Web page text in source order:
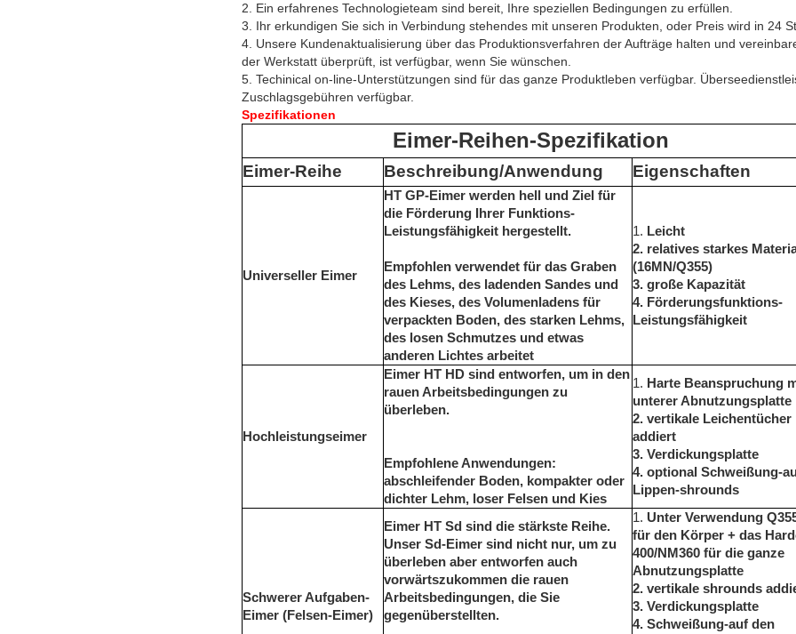
2. Ein erfahrenes Technologieteam sind bereit, Ihre speziellen Bedingungen zu erfüllen.
3. Ihr erkundigen Sie sich in Verbindung stehendes mit unseren Produkten, oder Preis wird in 24
4. Unsere Kundenaktualisierung über das Produktionsverfahren der Aufträge halten und
der Werkstatt überprüft, ist verfügbar, wenn Sie wünschen.
5. Techinical on-line-Unterstützungen sind für das ganze Produktleben verfügbar.
Zuschlagsgebühren verfügbar.
Spezifikationen
Eimer-Reihen-Spezifikation
Eimer-Reihe Beschreibung/Anwendung Eigenschaften
Universeller Eimer
HT GP-Eimer werden hell und Ziel für
die Förderung Ihrer Funktions-
Leistungsfähigkeit hergestellt.
Empfohlen verwendet für das Graben
des Lehms, des ladenden Sandes und
des Kieses, des Volumenladens für
verpackten Boden, des starken Lehms,
des losen Schmutzes und etwas
anderen Lichtes arbeitet
1. Leicht
2. relatives starkes
(16MN/Q355)
3. große Kapazität
4. Förderungsfunktions-
Leistungsfähigkeit
Hochleistungseimer
Eimer HT HD sind entworfen, um in den
rauen Arbeitsbedingungen zu
überleben.
Empfohlene Anwendungen:
abschleifender Boden, kompakter oder
dichter Lehm, loser Felsen und Kies
1. Harte Beanspruchung
unterer Abnutzungsplatte
2. vertikale Leichentücher
addiert
3. Verdickungsplatte
4. optional Schweißung-
Lippen-shrounds
Schwerer Aufgaben-
Eimer (Felsen-Eimer)
Eimer HT Sd sind die stärkste Reihe.
Unser Sd-Eimer sind nicht nur, um zu
überleben aber entworfen auch
vorwärtszukommen die rauen
Arbeitsbedingungen, die Sie
gegenüberstellten.
1. Unter Verwendung
für den Körper + das
400/NM360 für die ganze
Abnutzungsplatte
2. vertikale shrounds
3. Verdickungsplatte
4. Schweißung-auf den